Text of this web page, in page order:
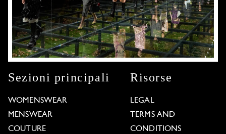
Sezioni principali
WOMENSWEAR
MENSWEAR
COUTURE
Risorse
LEGAL
TERMS AND
CONDITIONS